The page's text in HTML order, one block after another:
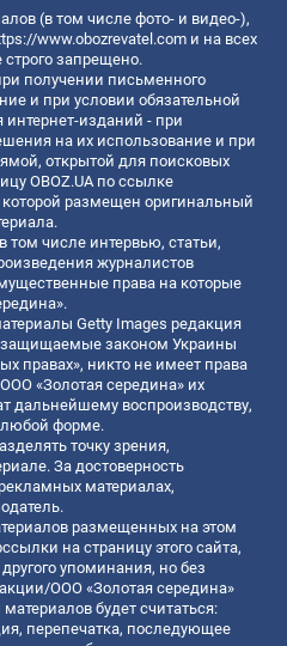
(в том числе фото- и видео-),
www.obozrevatel.com и на всех
запрещено.
получении письменного
и при условии обязательной
интернет-изданий - при
на их использование и при
открытой для поисковых
OBOZ.UA по ссылке
которой размещен оригинальный
том числе интервью, статьи,
журналистов
права на которые
Getty Images редакция
законом Украины
правах», никто не имеет права
«Золотая середина» их
дальнейшему воспроизводству,
любой форме.
точку зрения,
За достоверность
материалах,
размещенных на этом
на страницу этого сайта,
упоминания, но без
ООО «Золотая середина»
будет считаться:
перепечатка, последующее